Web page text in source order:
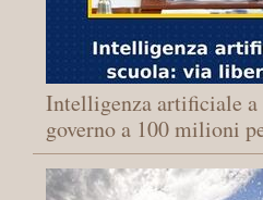
Intelligenza artificiale
governo a 100 milioni